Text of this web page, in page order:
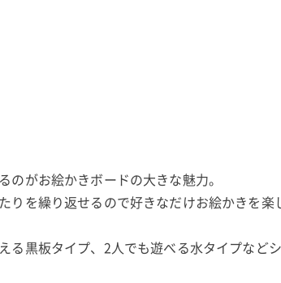
がお絵かきボードの大きな魅力。
りを繰り返せるので好きなだけお絵かきを楽
る黒板タイプ、2人でも遊べる水タイプなど